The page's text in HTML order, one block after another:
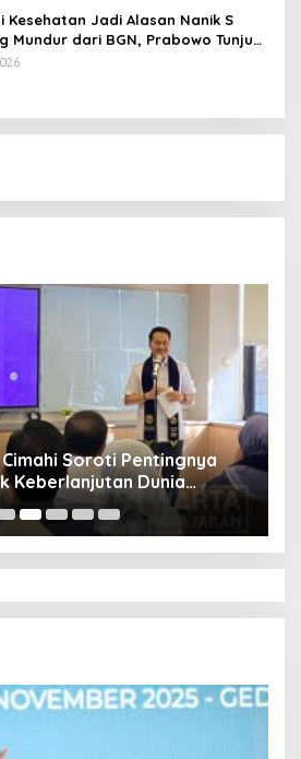
Kesehatan Jadi Alasan Nanik S
Mundur dari BGN, Prabowo Tunjuk
Sudaryono
Soroti Pentingnya
Keberlanjutan Dunia